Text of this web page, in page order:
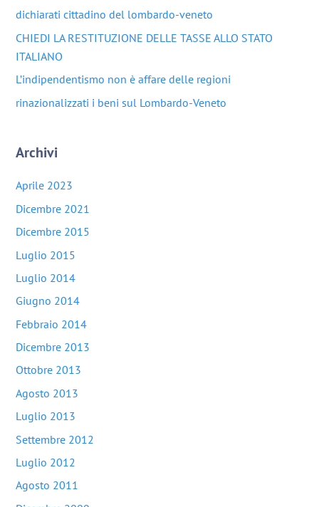
dichiarati cittadino del lombardo-veneto
CHIEDI LA RESTITUZIONE DELLE TASSE ALLO STATO
ITALIANO
L’indipendentismo non è affare delle regioni
rinazionalizzati i beni sul Lombardo-Veneto
Archivi
Aprile 2023
Dicembre 2021
Dicembre 2015
Luglio 2015
Luglio 2014
Giugno 2014
Febbraio 2014
Dicembre 2013
Ottobre 2013
Agosto 2013
Luglio 2013
Settembre 2012
Luglio 2012
Agosto 2011